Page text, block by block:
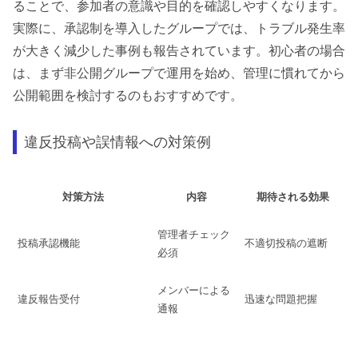
ることで、参加者の意識や目的を確認しやすくなります。
実際に、承認制を導入したグループでは、トラブル発生率
が大きく減少した事例も報告されています。初心者の場合
は、まず非公開グループで運用を始め、管理に慣れてから
公開範囲を検討するのもおすすめです。
違反投稿や誤情報への対策例
対策方法 内容 期待される効果
投稿承認機能
管理者チェック
必須
不適切投稿の遮断
違反報告受付
メンバーによる
通報
迅速な問題把握